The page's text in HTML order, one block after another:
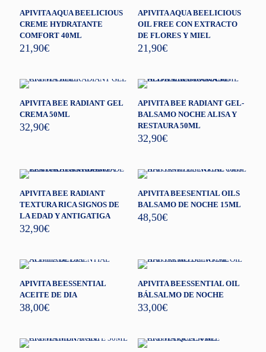
APIVITA AQUA BEELICIOUS
CREME HYDRATANTE
COMFORT 40ML
21,90€
APIVITA AQUA BEELICIOUS
OIL FREE CON EXTRACTO
DE FLORES Y MIEL
21,90€
APIVITA BEE RADIANT GEL
CREMA 50ML
32,90€
APIVITA BEE RADIANT GEL-
BALSAMO NOCHE ALISA Y
RESTAURA 50ML
32,90€
APIVITA BEE RADIANT
TEXTURA RICA SIGNOS DE
LA EDAD Y ANTIGATIGA
32,90€
APIVITA BEESENTIAL OILS
BALSAMO DE NOCHE 15ML
48,50€
APIVITA BEESSENTIAL
ACEITE DE DIA
38,00€
APIVITA BEESSENTIAL OIL
BÁLSALMO DE NOCHE
33,00€